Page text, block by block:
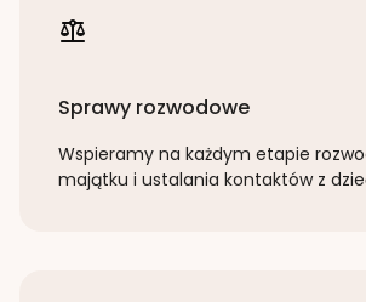
Sprawy rozwodowe
Wspieramy na każdym etapie
majątku i ustalania kontaktów z